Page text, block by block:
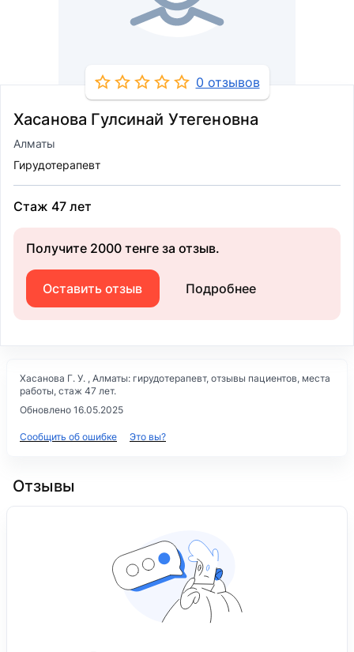
0 отзывов
Хасанова Гулсинай Утегеновна
Алматы
Гирудотерапевт
Стаж 47 лет
Получите 2000 тенге за отзыв.
Оставить отзыв Подробнее
Хасанова Г. У. , Алматы: гирудотерапевт, отзывы пациентов, места
работы, стаж 47 лет.
Обновлено 16.05.2025
Сообщить об ошибке Это вы?
Отзывы